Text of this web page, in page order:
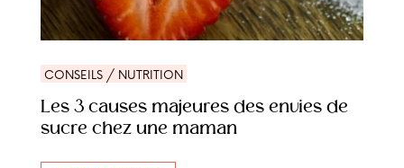
CONSEILS / NUTRITION
Les 3 causes majeures des envies de
sucre chez une maman